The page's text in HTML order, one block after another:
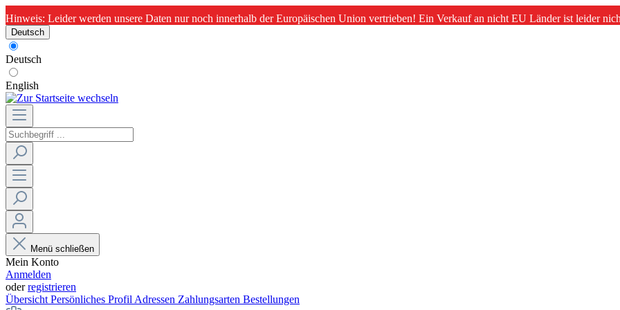
Hinweis: Leider werden unsere Daten nur noch innerhalb der Europäischen Union vertrieben! Ein Verkauf an nicht EU Länder ist leider
Deutsch
Deutsch
English
Menü schließen
Mein Konto
Anmelden
oderregistrieren
Übersicht Persönliches Profil Adressen Zahlungsarten Bestellungen